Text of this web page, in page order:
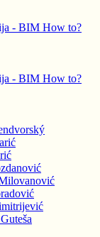
- BIM How to?
- BIM How to?